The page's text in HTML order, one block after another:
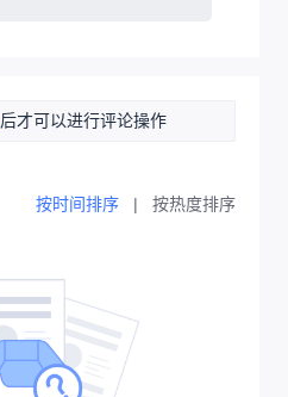
后才可以进行评论操作
按时间排序 | 按热度排序